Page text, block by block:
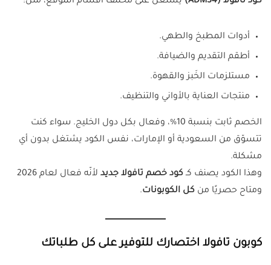
أدوات المطبخ والطهي.
أطقم التقديم والضيافة.
مستلزمات الخَبز والقهوة.
منتجات العناية بالأواني والتنظيف.
الخصم ثابت بنسبة 10%، وفعال بكل دول الخليج. سواء كنت
تتسوّق من السعودية أو الإمارات، نفس الكود يشتغل بدون أي
مشكلة.
وهذا الكود يصنف كـكود خصم تافولا جديد
لأنّه فعال لعام 2026
ومتاح حصريًا من كل الكوبونات.
كوبون تافولا اختصارك للتوفير على كل طلباتك